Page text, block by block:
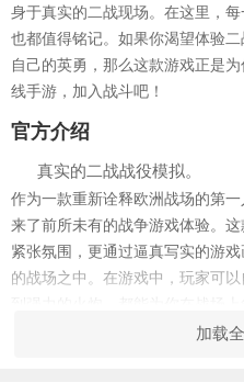
身于真实的二战现场。在这里，
也都值得铭记。如果你渴望体验
自己的英勇，那么这款游戏正是
线手游，加入战斗吧！
官方介绍
真实的二战战役模拟。
作为一款重新诠释欧洲战场的第
来了前所未有的战争游戏体验。
紧张氛围，更通过逼真写实的游
的战场之中。在游戏中，玩家可
有其独特的特点和用途，需要玩
加载